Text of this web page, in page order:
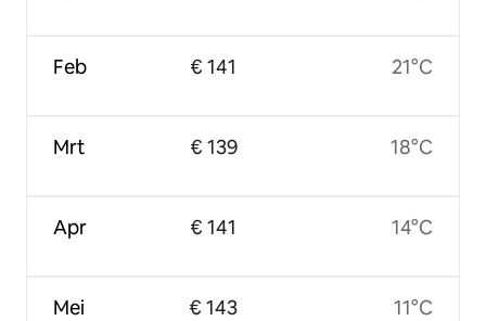
Feb
Mrt
Apr
Mei
€ 141
€ 139
€ 141
€ 143
21°C
18°C
14°C
11°C